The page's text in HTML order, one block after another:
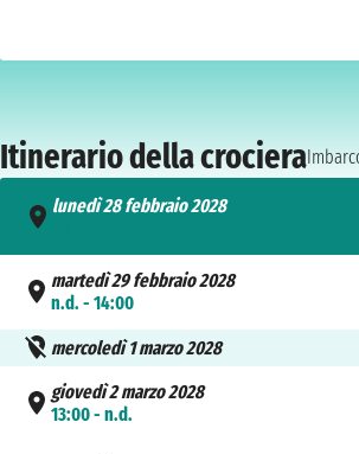
Itinerario della crociera
lunedì 28 febbraio 2028
martedì 29 febbraio 2028
n.d. - 14:00
mercoledì 1 marzo 2028
giovedì 2 marzo 2028
13:00 - n.d.